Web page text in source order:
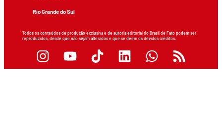
Rio Grande do Sul
Todos os conteúdos de produção exclusiva e de autoria editorial do Brasil de Fato podem ser
reproduzidos, desde que não sejam alterados e que se deem os devidos créditos.